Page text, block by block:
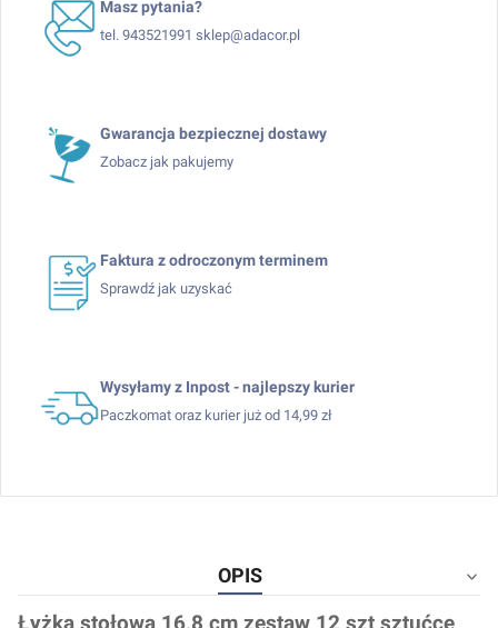
Masz pytania?
tel. 943521991 sklep@adacor.pl
Gwarancja bezpiecznej dostawy
Zobacz jak pakujemy
Faktura z odroczonym terminem
Sprawdź jak uzyskać
Wysyłamy z Inpost - najlepszy kurier
Paczkomat oraz kurier już od 14,99 zł
OPIS